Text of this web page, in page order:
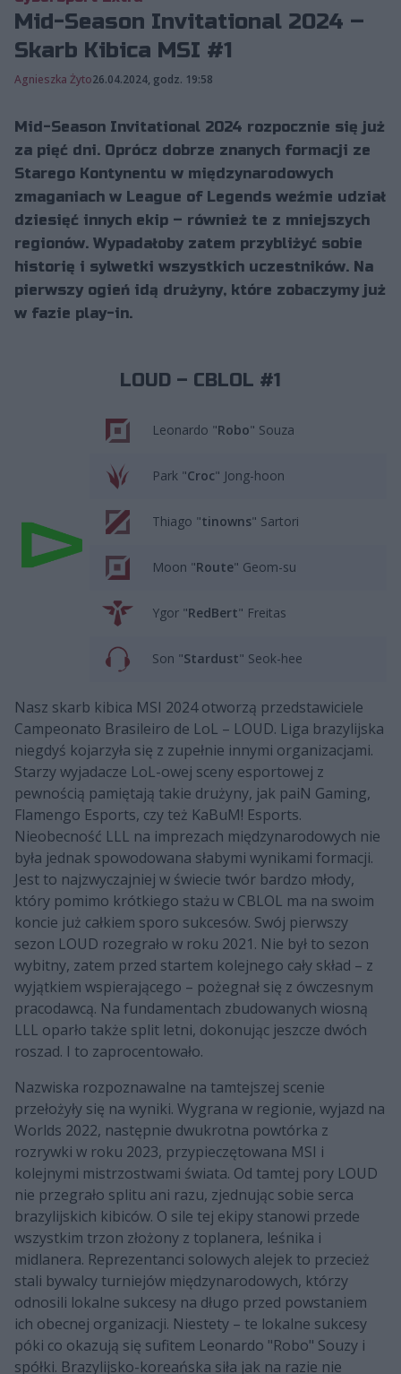
Mid-Season Invitational 2024 –
Skarb Kibica MSI #1
Agnieszka Żyto26.04.2024, godz. 19:58
Mid-Season Invitational 2024 rozpocznie się już
za pięć dni. Oprócz dobrze znanych formacji ze
Starego Kontynentu w międzynarodowych
zmaganiach w League of Legends weźmie udział
dziesięć innych ekip – również te z mniejszych
regionów. Wypadałoby zatem przybliżyć sobie
historię i sylwetki wszystkich uczestników. Na
pierwszy ogień idą drużyny, które zobaczymy już
w fazie play-in.
LOUD – CBLOL #1
Leonardo "Robo" Souza
Park "Croc" Jong-hoon
Thiago "tinowns" Sartori
Moon "Route" Geom-su
Ygor "RedBert" Freitas
Son "Stardust" Seok-hee
Nasz skarb kibica MSI 2024 otworzą przedstawiciele
Campeonato Brasileiro de LoL – LOUD. Liga brazylijska
niegdyś kojarzyła się z zupełnie innymi organizacjami.
Starzy wyjadacze LoL-owej sceny esportowej z
pewnością pamiętają takie drużyny, jak paiN Gaming,
Flamengo Esports, czy też KaBuM! Esports.
Nieobecność LLL na imprezach międzynarodowych nie
była jednak spowodowana słabymi wynikami formacji.
Jest to najzwyczajniej w świecie twór bardzo młody,
który pomimo krótkiego stażu w CBLOL ma na swoim
koncie już całkiem sporo sukcesów. Swój pierwszy
sezon LOUD rozegrało w roku 2021. Nie był to sezon
wybitny, zatem przed startem kolejnego cały skład – z
wyjątkiem wspierającego – pożegnał się z ówczesnym
pracodawcą. Na fundamentach zbudowanych wiosną
LLL oparło także split letni, dokonując jeszcze dwóch
roszad. I to zaprocentowało.
Nazwiska rozpoznawalne na tamtejszej scenie
przełożyły się na wyniki. Wygrana w regionie, wyjazd na
Worlds 2022, następnie dwukrotna powtórka z
rozrywki w roku 2023, przypieczętowana MSI i
kolejnymi mistrzostwami świata. Od tamtej pory LOUD
nie przegrało splitu ani razu, zjednując sobie serca
brazylijskich kibiców. O sile tej ekipy stanowi przede
wszystkim trzon złożony z toplanera, leśnika i
midlanera. Reprezentanci solowych alejek to przecież
stali bywalcy turniejów międzynarodowych, którzy
odnosili lokalne sukcesy na długo przed powstaniem
ich obecnej organizacji. Niestety – te lokalne sukcesy
póki co okazują się sufitem Leonardo "Robo" Souzy i
spółki. Brazylijsko-koreańska siła jak na razie nie